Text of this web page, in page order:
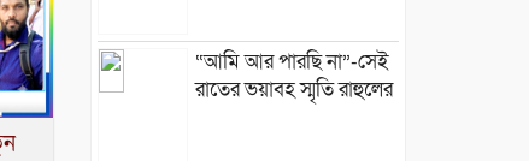
“আমি আর পারছি না”-সেই
রাতের ভয়াবহ স্মৃতি রাহুলের